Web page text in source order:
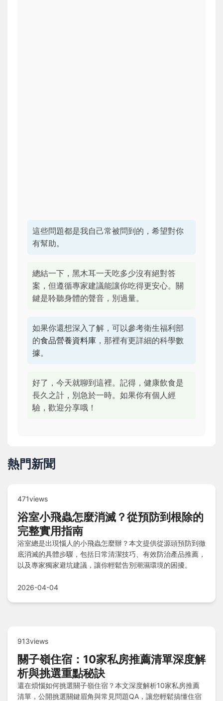
這些問題都是我自己常被問到的，希望對你
有幫助。
總結一下，黑木耳一天吃多少沒有絕對答
案，但遵循專家建議能讓你吃得更安心。關
鍵是聆聽身體的聲音，別過量。
如果你還想深入了解，可以參考衛生福利部
的食品營養資料庫 ，那裡有更詳細的科學數
據。
好了，今天就聊到這裡。記得，健康飲食是
長久之計，別急於一時。如果你有個人經
驗，歡迎分享哦！
熱門新聞
471views
浴室小飛蟲怎麼消滅？從預防到根除的
完整實用指南
浴室總是出現惱人的小飛蟲怎麼辦？本文提供從源頭預防到徹
底消滅的具體步驟，包括日常清潔技巧、有效防治產品推薦，
以及專家獨家避坑建議，讓你輕鬆告別潮濕環境的困擾。
2026-04-04
913views
關子嶺住宿：10家私房推薦清單深度解
析與挑選重點秘訣
還在煩惱如何挑選關子嶺住宿？本文深度解析10家私房推薦
清單，公開挑選關鍵眉角與常見問題QA，讓您輕鬆搞懂住宿